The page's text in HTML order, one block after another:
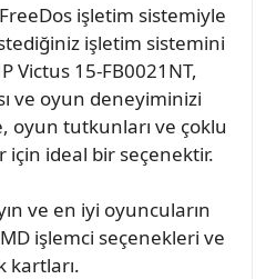
işletim sistemiyle
işletim sistemini
Victus 15-FB0021NT,
ve oyun deneyiminizi
oyun tutkunları ve çoklu
için ideal bir seçenektir.
ve en iyi oyuncuların
işlemci seçenekleri ve
kartları.